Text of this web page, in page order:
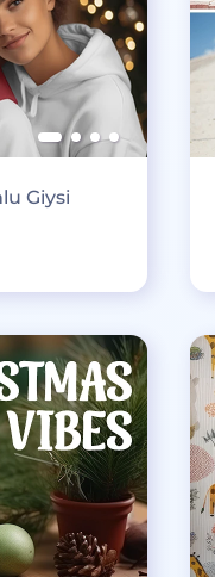
Giysi